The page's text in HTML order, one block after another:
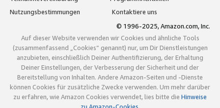
Nutzungsbestimmungen
Kontaktiere uns
© 1996-2025, Amazon.com, Inc.
Auf dieser Website verwenden wir Cookies und ähnliche Tools
(zusammenfassend „Cookies“ genannt) nur, um Dir Dienstleistungen
anzubieten, einschließlich Deiner Authentifizierung, der Erhaltung
Deiner Einstellungen, der Verbesserung der Sicherheit und der
Bereitstellung von Inhalten. Andere Amazon-Seiten und -Dienste
können Cookies für zusätzliche Zwecke verwenden. Um mehr darüber
zu erfahren, wie Amazon Cookies verwendet, lies bitte die Hinweise